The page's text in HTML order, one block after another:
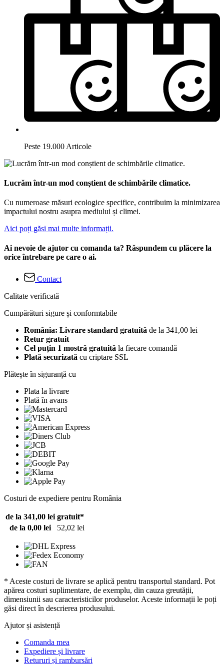
Peste 19.000 Articole
Lucrăm într-un mod conștient de schimbările climatice.
Cu numeroase măsuri ecologice specifice, contribuim la minimizarea
impactului nostru asupra mediului și climei.
Aici poți găsi mai multe informații.
Ai nevoie de ajutor cu comanda ta? Răspundem cu plăcere la
orice întrebare pe care o ai.
Contact
Calitate verificată
Cumpărături sigure și conformtabile
România: Livrare standard gratuită de la 341,00 lei
Retur gratuit
Cel puțin 1 mostră gratuită la fiecare comandă
Plată securizată cu criptare SSL
Plătește în siguranță cu
Plata la livrare
Plată în avans
Costuri de expediere pentru România
de la 341,00 lei gratuit*
de la 0,00 lei
52,02 lei
* Aceste costuri de livrare se aplică pentru transportul standard. Pot
apărea costuri suplimentare, de exemplu, din cauza greutății,
dimensiunii sau caracteristicilor produselor. Aceste informații le poți
găsi direct în descrierea produsului.
Ajutor și asistență
Comanda mea
Expediere și livrare
Retururi și rambursări